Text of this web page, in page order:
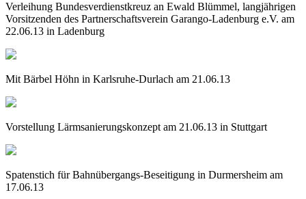
Verleihung Bundesverdienstkreuz an Ewald Blümmel, langjährigen
Vorsitzenden des Partnerschaftsverein Garango-Ladenburg e.V. am
22.06.13 in Ladenburg
Mit Bärbel Höhn in Karlsruhe-Durlach am 21.06.13
Vorstellung Lärmsanierungskonzept am 21.06.13 in Stuttgart
Spatenstich für Bahnübergangs-Beseitigung in Durmersheim am
17.06.13